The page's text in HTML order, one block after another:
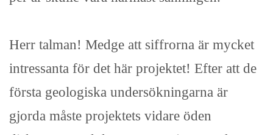
Herr talman! Medge att siffrorna är mycket
intressanta för det här projektet! Efter att de
första geologiska undersökningarna är
gjorda måste projektets vidare öden